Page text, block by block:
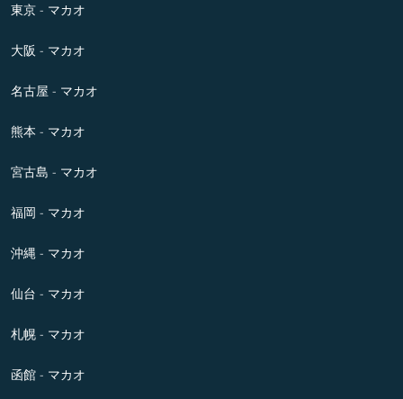
東京 - マカオ
大阪 - マカオ
名古屋 - マカオ
熊本 - マカオ
宮古島 - マカオ
福岡 - マカオ
沖縄 - マカオ
仙台 - マカオ
札幌 - マカオ
函館 - マカオ